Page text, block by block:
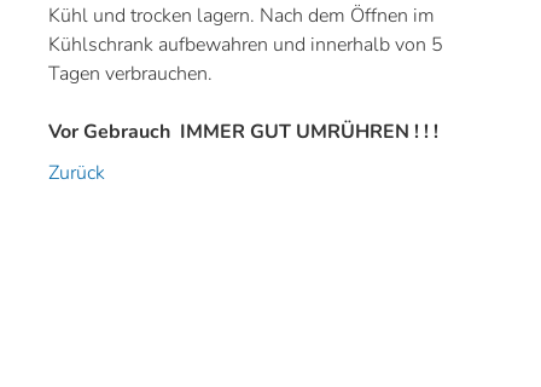
Kühl und trocken lagern. Nach dem Öffnen im
Kühlschrank aufbewahren und innerhalb von 5
Tagen verbrauchen.
Vor Gebrauch IMMER GUT UMRÜHREN ! ! !
Zurück